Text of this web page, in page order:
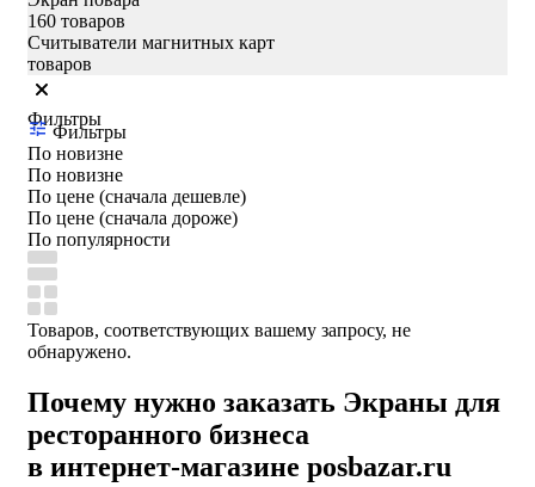
160 товаров
Считыватели магнитных карт
товаров
Фильтры
Фильтры
По новизне
По новизне
По цене (сначала дешевле)
По цене (сначала дороже)
По популярности
Товаров, соответствующих вашему запросу, не
обнаружено.
Почему нужно заказать Экраны для
ресторанного бизнеса
в интернет-магазине posbazar.ru